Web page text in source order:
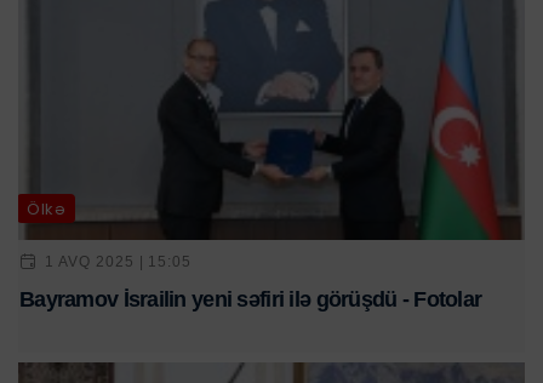
Ölkə
1 AVQ 2025 | 15:05
Bayramov İsrailin yeni səfiri ilə görüşdü - Fotolar